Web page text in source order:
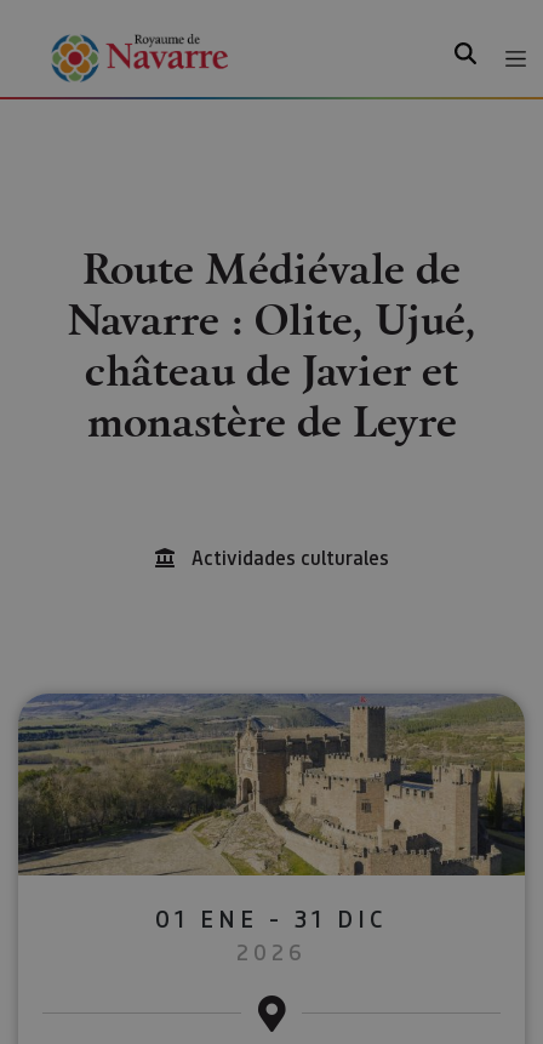
Route Médiévale de
Navarre : Olite, Ujué,
château de Javier et
monastère de Leyre
Actividades culturales
01 ENE - 31 DIC
2026